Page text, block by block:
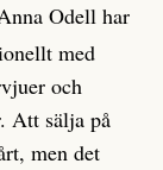
Odell har
med
och
Att sälja på
men det